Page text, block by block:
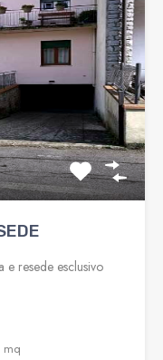
e resede esclusivo
mq